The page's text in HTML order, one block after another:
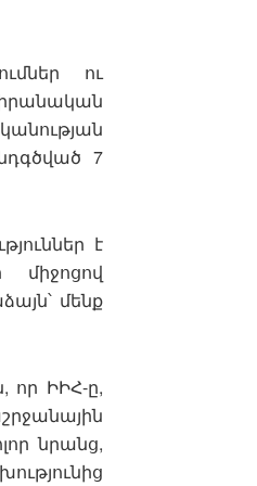
ու
7
է
մենք
որ ԻԻՀ-ը,
նրանց,